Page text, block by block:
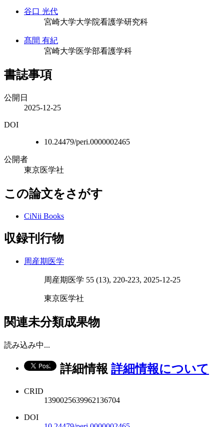
谷口 光代
宮崎大学大学院看護学研究科
髙間 有紀
宮崎大学医学部看護学科
書誌事項
公開日
2025-12-25
DOI
10.24479/peri.0000002465
公開者
東京医学社
この論文をさがす
CiNii Books
収録刊行物
周産期医学
周産期医学 55 (13), 220-223, 2025-12-25
東京医学社
関連未分類成果物
読み込み中...
詳細情報 詳細情報について
CRID
1390025639962136704
DOI